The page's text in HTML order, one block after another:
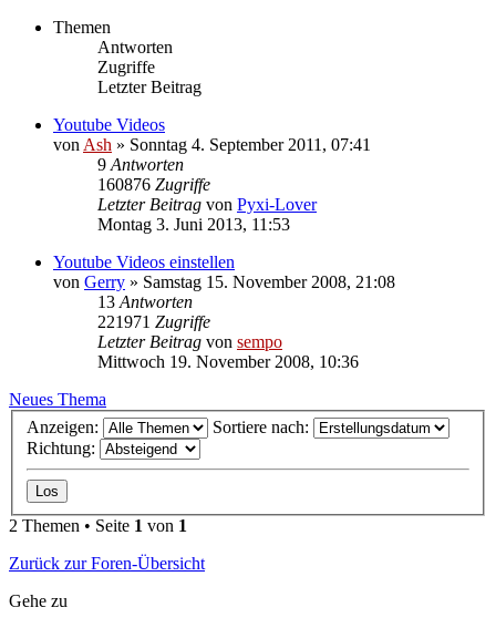
Themen
Antworten
Zugriffe
Letzter Beitrag
Youtube Videos
von Ash » Sonntag 4. September 2011, 07:41
9 Antworten
160876 Zugriffe
Letzter Beitrag von Pyxi-Lover
Montag 3. Juni 2013, 11:53
Youtube Videos einstellen
von Gerry » Samstag 15. November 2008, 21:08
13 Antworten
221971 Zugriffe
Letzter Beitrag von sempo
Mittwoch 19. November 2008, 10:36
Neues Thema
Anzeigen:
Sortiere nach:
Richtung:
2 Themen • Seite 1 von 1
Zurück zur Foren-Übersicht
Gehe zu